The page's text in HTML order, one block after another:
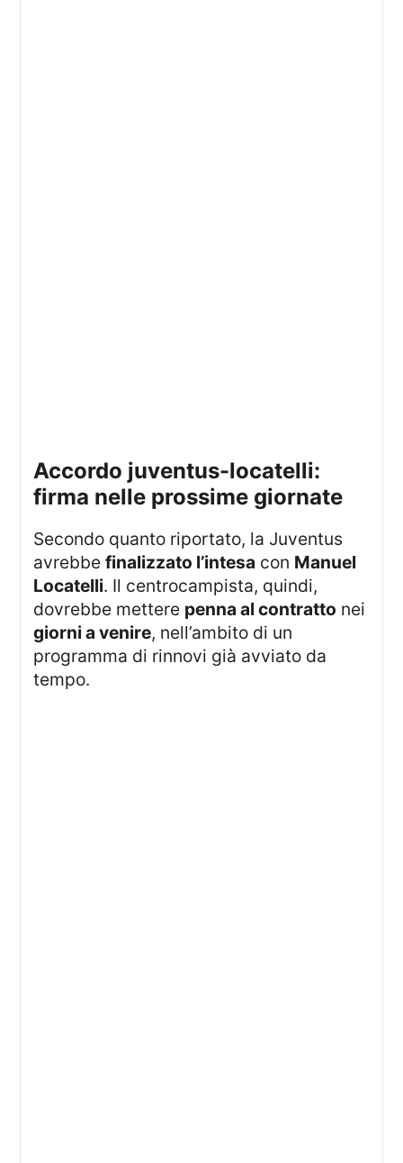
accordo juventus-locatelli:
firma nelle prossime giornate
Secondo quanto riportato, la Juventus
avrebbefinalizzato l’intesa con Manuel
Locatelli. Il centrocampista, quindi,
dovrebbe mettere penna al contratto nei
giorni a venire, nell’ambito di un
programma di rinnovi già avviato da
tempo.